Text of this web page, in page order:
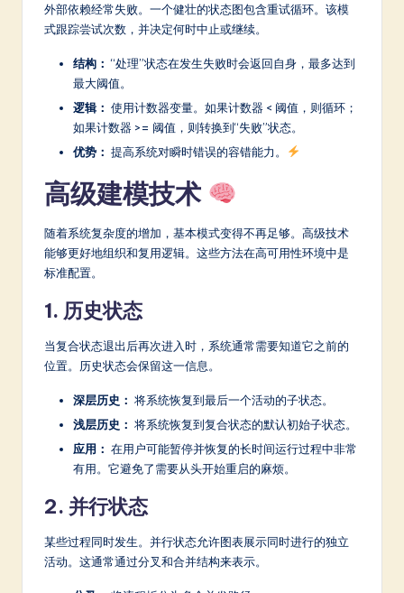
外部依赖经常失败。一个健壮的状态图包含重试循环。该模
式跟踪尝试次数，并决定何时中止或继续。
结构： “处理”状态在发生失败时会返回自身，最多达到
最大阈值。
逻辑： 使用计数器变量。如果计数器 < 阈值，则循环；
如果计数器 >= 阈值，则转换到“失败”状态。
优势： 提高系统对瞬时错误的容错能力。
高级建模技术
随着系统复杂度的增加，基本模式变得不再足够。高级技术
能够更好地组织和复用逻辑。这些方法在高可用性环境中是
标准配置。
1. 历史状态
当复合状态退出后再次进入时，系统通常需要知道它之前的
位置。历史状态会保留这一信息。
深层历史： 将系统恢复到最后一个活动的子状态。
浅层历史： 将系统恢复到复合状态的默认初始子状态。
应用： 在用户可能暂停并恢复的长时间运行过程中非常
有用。它避免了需要从头开始重启的麻烦。
2. 并行状态
某些过程同时发生。并行状态允许图表展示同时进行的独立
活动。这通常通过分叉和合并结构来表示。